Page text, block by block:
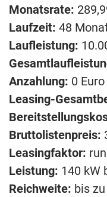
Monatsrate:
Laufzeit: 48
Laufleistung:
Anzahlung: 0 Euro
Leasing-
Bruttolistenpreis:
Leasingfaktor:
Leistung: 140 kW
Reichweite: bis